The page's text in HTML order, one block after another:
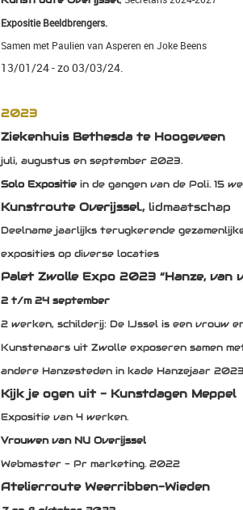
Expositie Beeldbrengers.
Samen met Paulien van Asperen en Joke Beens
13/01/24 - zo 03/03/24.
2023
Ziekenhuis Bethesda te Hoogeveen
juli, augustus en september 2023.
Solo Expositie in de gangen van de Poli. 15
Kunstroute Overijssel., lidmaatschap
Deelname jaarlijks terugkerende
exposities op diverse locaties
Palet ZwolleExpo 2023 “Hanze, van
2 t/m 24 september
2 werken, schilderij: De IJssel is een vrouw
Kunstenaars uit Zwolle exposeren samen
andere Hanzesteden in kade Hanzejaar 2023
Kijk je ogen uit - Kunstdagen Meppel
Expositie van 4 werken.
Vrouwen van NU Overijssel
Webmaster - Pr marketing. 2022
Atelierroute Weerribben-Wieden